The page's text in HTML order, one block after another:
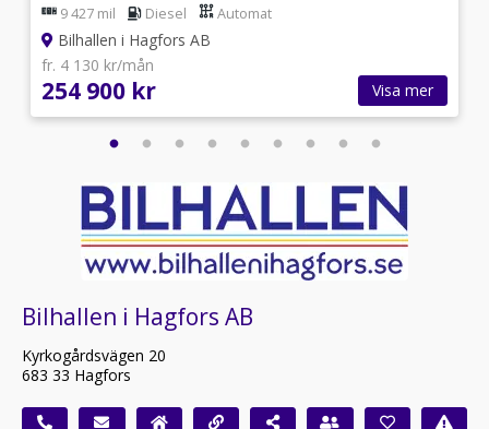
9 427 mil Diesel Automat
Bilhallen i Hagfors AB
fr. 4 130 kr/mån
254 900 kr Visa mer
Bilhallen i Hagfors AB
Kyrkogårdsvägen 20
683 33 Hagfors